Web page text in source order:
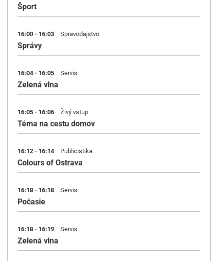
Šport
16:00 - 16:03 Spravodajstvo
Správy
16:04 - 16:05 Servis
Zelená vlna
16:05 - 16:06 Živý vstup
Téma na cestu domov
16:12 - 16:14 Publicistika
Colours of Ostrava
16:18 - 16:18 Servis
Počasie
16:18 - 16:19 Servis
Zelená vlna